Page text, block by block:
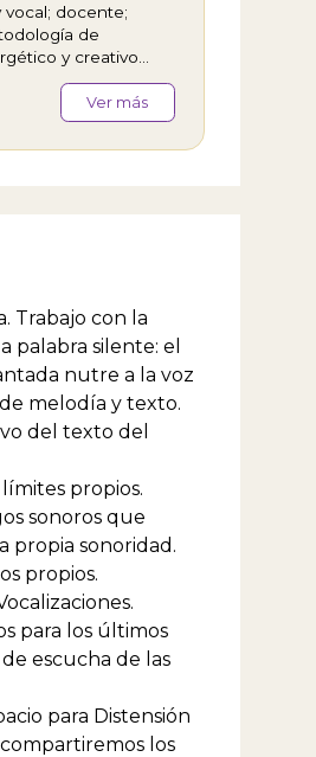
vocal; docente;
de
y creativo
de su
y cantora, ha
en la Escuela del
escuelas de
"La fábula de la
Los Macocos y
Ver más
Trabajo con la
palabra silente: el
nutre a la voz
melodía y texto.
del texto del
propios.
sonoros que
propia sonoridad.
propios.
para los últimos
escucha de las
para Distensión
los